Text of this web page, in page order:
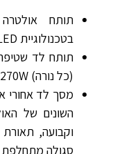
תותח
בטכנולוגיית LED חדשנית.
(כל נורה) 270W
מסך לד אחורי
השונים של
וקבועה,
סגולה